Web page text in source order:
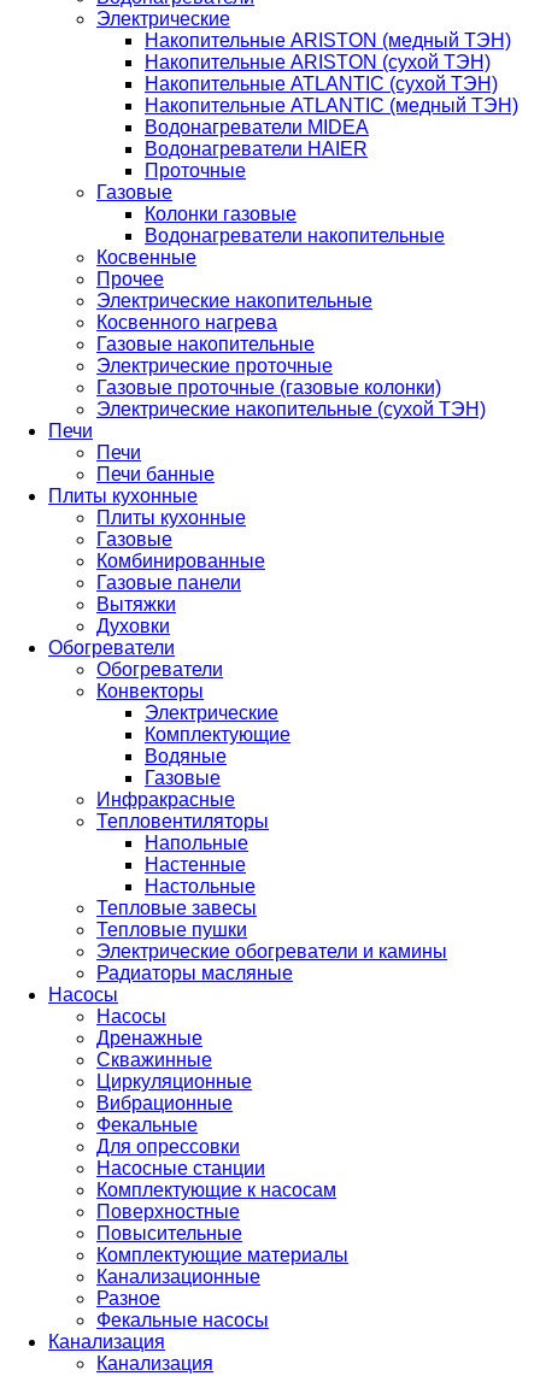
Электрические
Накопительные ARISTON (медный ТЭН)
Накопительные ARISTON (сухой ТЭН)
Накопительные ATLANTIC (сухой ТЭН)
Накопительные ATLANTIC (медный ТЭН)
Водонагреватели MIDEA
Водонагреватели HAIER
Проточные
Газовые
Колонки газовые
Водонагреватели накопительные
Косвенные
Прочее
Электрические накопительные
Косвенного нагрева
Газовые накопительные
Электрические проточные
Газовые проточные (газовые колонки)
Электрические накопительные (сухой ТЭН)
Печи
Печи
Печи банные
Плиты кухонные
Плиты кухонные
Газовые
Комбинированные
Газовые панели
Вытяжки
Духовки
Обогреватели
Обогреватели
Конвекторы
Электрические
Комплектующие
Водяные
Газовые
Инфракрасные
Тепловентиляторы
Напольные
Настенные
Настольные
Тепловые завесы
Тепловые пушки
Электрические обогреватели и камины
Радиаторы масляные
Насосы
Насосы
Дренажные
Скважинные
Циркуляционные
Вибрационные
Фекальные
Для опрессовки
Насосные станции
Комплектующие к насосам
Поверхностные
Повысительные
Комплектующие материалы
Канализационные
Разное
Фекальные насосы
Канализация
Канализация